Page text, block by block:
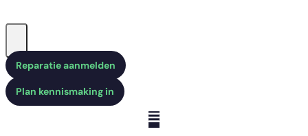
Reparatie aanmelden
Plan kennismaking in